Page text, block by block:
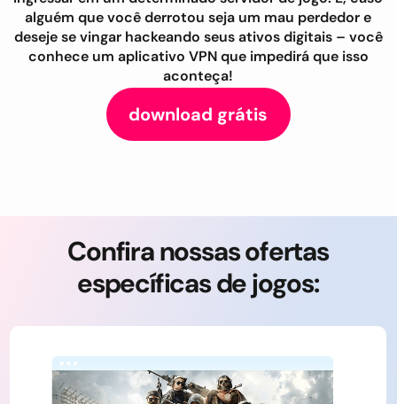
alguém que você derrotou seja um mau perdedor e
deseje se vingar hackeando seus ativos digitais – você
conhece um aplicativo VPN que impedirá que isso
aconteça!
download grátis
Confira nossas ofertas
específicas de jogos: